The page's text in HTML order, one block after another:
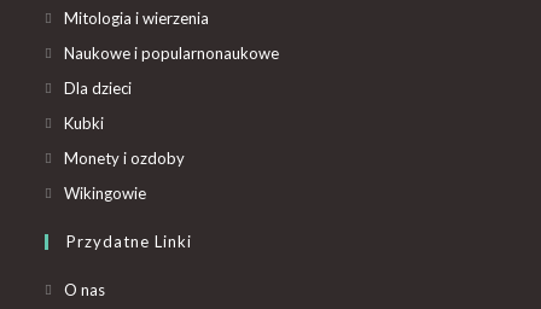
Mitologia i wierzenia
Naukowe i popularnonaukowe
Dla dzieci
Kubki
Monety i ozdoby
Wikingowie
Przydatne Linki
O nas